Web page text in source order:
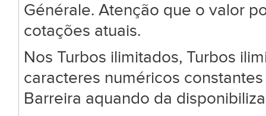
Générale. Atenção que o valor
cotações atuais.
Nos Turbos ilimitados, Turbos
caracteres numéricos
Barreira aquando da